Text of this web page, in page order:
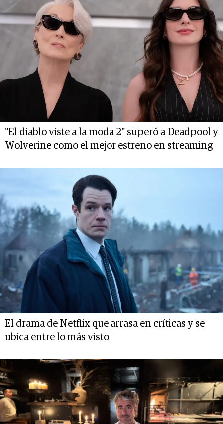
"El diablo viste a la moda 2" superó a Deadpool y
Wolverine como el mejor estreno en streaming
El drama de Netflix que arrasa en críticas y se
ubica entre lo más visto